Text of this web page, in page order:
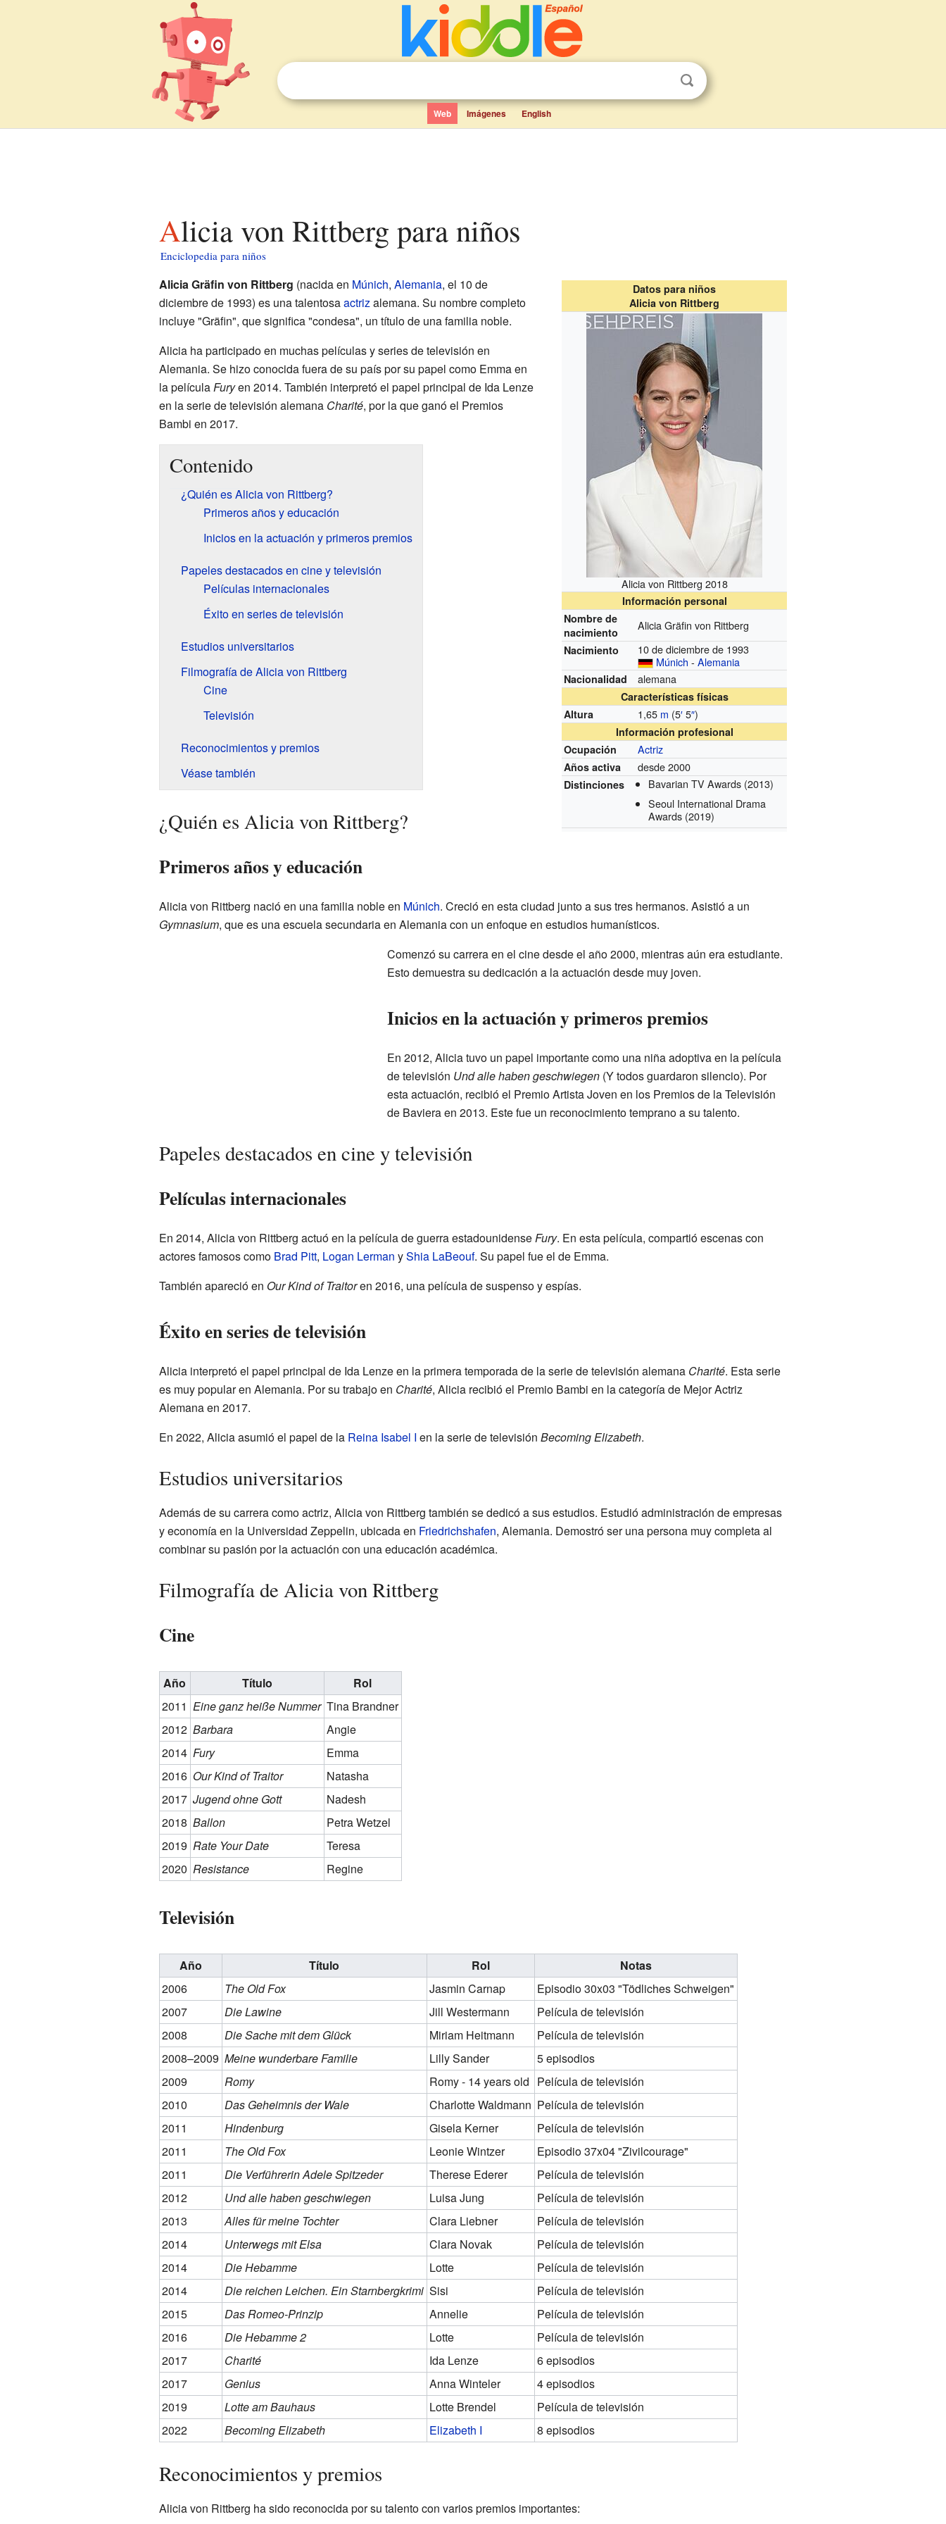
Web Imágenes English
Alicia von Rittberg para niños
Enciclopedia para niños
Datos para niños
Alicia von Rittberg
Alicia von Rittberg 2018
Información personal
Nombre de
nacimiento
Alicia Gräfin von Rittberg
Nacimiento
10 de diciembre de 1993
Múnich -Alemania
Nacionalidad alemana
Características físicas
Altura
1,65 m (5′5″)
Información profesional
Ocupación
Actriz
Años activa desde 2000
Distinciones Bavarian TV Awards (2013)
Seoul International Drama
Awards (2019)
Alicia Gräfin von Rittberg (nacida en Múnich, Alemania, el 10 de
diciembre de 1993) es una talentosaactrizalemana. Su nombre completo
incluye "Gräfin", que significa "condesa", un título de una familia noble.
Alicia ha participado en muchas películas y series de televisión en
Alemania. Se hizo conocida fuera de su país por su papel como Emma en
la películaFuryen 2014. También interpretó el papel principal de Ida Lenze
en la serie de televisión alemana Charité, por la que ganó el Premios
Bambi en 2017.
Contenido
¿Quién es Alicia von Rittberg?
Primeros años y educación
Inicios en la actuación y primeros premios
Papeles destacados en cine y televisión
Películas internacionales
Éxito en series de televisión
Estudios universitarios
Filmografía de Alicia von Rittberg
Cine
Televisión
Reconocimientos y premios
Véase también
¿Quién es Alicia von Rittberg?
Primeros años y educación
Alicia von Rittberg nació en una familia noble en Múnich. Creció en esta ciudad junto a sus tres hermanos. Asistió a un
Gymnasium, que es una escuela secundaria en Alemania con un enfoque en estudios humanísticos.
Comenzó su carrera en el cine desde el año 2000, mientras aún era estudiante.
Esto demuestra su dedicación a la actuación desde muy joven.
Inicios en la actuación y primeros premios
En 2012, Alicia tuvo un papel importante como una niña adoptiva en la película
de televisión Und alle haben geschwiegen(Y todos guardaron silencio). Por
esta actuación, recibió el Premio Artista Joven en los Premios de la Televisión
de Baviera en 2013. Este fue un reconocimiento temprano a su talento.
Papeles destacados en cine y televisión
Películas internacionales
En 2014, Alicia von Rittberg actuó en la película de guerra estadounidenseFury. En esta película, compartió escenas con
actores famosos como Brad Pitt, Logan Lerman yShia LaBeouf. Su papel fue el de Emma.
También apareció en Our Kind of Traitoren 2016, una película de suspenso y espías.
Éxito en series de televisión
Alicia interpretó el papel principal de Ida Lenze en la primera temporada de la serie de televisión alemana Charité. Esta serie
es muy popular en Alemania. Por su trabajo en Charité, Alicia recibió el Premio Bambi en la categoría de Mejor Actriz
Alemana en 2017.
En 2022, Alicia asumió el papel de la Reina Isabel I en la serie de televisión Becoming Elizabeth.
Estudios universitarios
Además de su carrera como actriz, Alicia von Rittberg también se dedicó a sus estudios. Estudió administración de empresas
y economía en la Universidad Zeppelin, ubicada en Friedrichshafen, Alemania. Demostró ser una persona muy completa al
combinar su pasión por la actuación con una educación académica.
Filmografía de Alicia von Rittberg
Cine
Año Título
Rol
2011 Eine ganz heiße Nummer Tina Brandner
2012 Barbara
Angie
2014 Fury
Emma
2016 Our Kind of Traitor
Natasha
2017 Jugend ohne Gott
Nadesh
2018 Ballon
Petra Wetzel
2019 Rate Your Date
Teresa
2020 Resistance Regine
Televisión
Año Título Rol
Notas
2006
The Old Fox Jasmin Carnap
Episodio 30x03 "Tödliches Schweigen"
2007
Die Lawine Jill Westermann
Película de televisión
2008
Die Sache mit dem Glück Miriam Heitmann
Película de televisión
2008–2009 Meine wunderbare Familie Lilly Sander
5 episodios
2009
Romy Romy - 14 years old Película de televisión
2010
Das Geheimnis der Wale Charlotte Waldmann Película de televisión
2011
Hindenburg Gisela Kerner
Película de televisión
2011
The Old Fox Leonie Wintzer
Episodio 37x04 "Zivilcourage"
2011
Die Verführerin Adele Spitzeder Therese Ederer
Película de televisión
2012
Und alle haben geschwiegen Luisa Jung
Película de televisión
2013
Alles für meine Tochter Clara Liebner
Película de televisión
2014
Unterwegs mit Elsa Clara Novak
Película de televisión
2014
Die Hebamme Lotte
Película de televisión
2014
Die reichen Leichen. Ein Starnbergkrimi Sisi
Película de televisión
2015
Das Romeo-Prinzip Annelie
Película de televisión
2016
Die Hebamme 2 Lotte
Película de televisión
2017
Charité Ida Lenze
6 episodios
2017
Genius Anna Winteler
4 episodios
2019
Lotte am Bauhaus Lotte Brendel
Película de televisión
2022
Becoming Elizabeth Elizabeth I 8 episodios
Reconocimientos y premios
Alicia von Rittberg ha sido reconocida por su talento con varios premios importantes: